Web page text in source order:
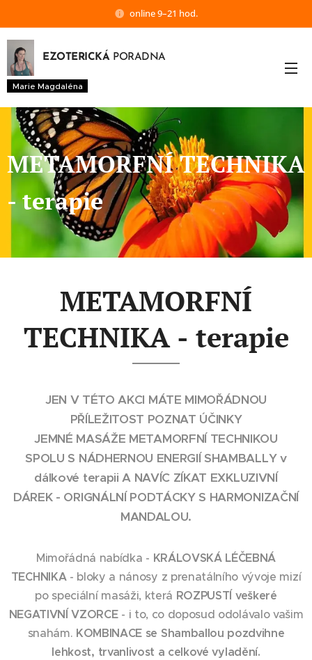
online 9–21 hod.
EZOTERICKÁPORADNA
Marie Magdaléna
METAMORFNÍ TECHNIKA
- terapie
METAMORFNÍ
TECHNIKA - terapie
JEN V TÉTO AKCI MÁTE MIMOŘÁDNOU
PŘÍLEŽITOST POZNAT ÚČINKY
JEMNÉ MASÁŽE METAMORFNÍ TECHNIKOU
SPOLU S NÁDHERNOU ENERGIÍ SHAMBALLY v
dálkové terapiiA NAVÍC ZÍKAT EXKLUZIVNÍ
DÁREK - ORIGNÁLNÍ PODTÁCKY S HARMONIZAČNÍ
MANDALOU.
Mimořádná nabídka - KRÁLOVSKÁ LÉČEBNÁ
TECHNIKA- bloky a nánosy z prenatálního vývoje mizí
po speciální masáži, která ROZPUSTÍ veškeré
NEGATIVNÍ VZORCE- i to, co doposud odolávalo vašim
snahám. KOMBINACE se Shamballou pozdvihne
lehkost, trvanlivost a celkové vyladění.